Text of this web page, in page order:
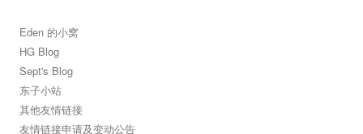
Eden 的小窝
HG Blog
Sept's Blog
东子小站
其他友情链接
友情链接申请及变动公告